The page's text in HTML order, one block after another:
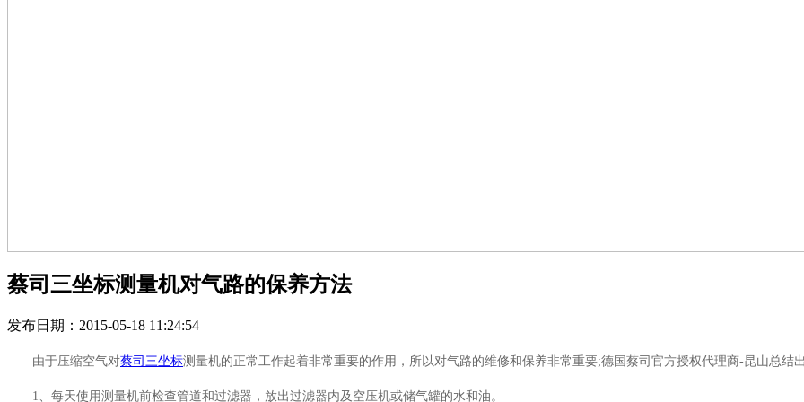
蔡司三坐标测量机对气路的保养方法
发布日期：2015-05-18 11:24:54
由于压缩空气对蔡司三坐标测量机的正常工作起着非常重要的作用，所以对气路的维修和保养非常重要;德国蔡司官方授权代理商-昆山总结
1、每天使用测量机前检查管道和过滤器，放出过滤器内及空压机或储气罐的水和油。